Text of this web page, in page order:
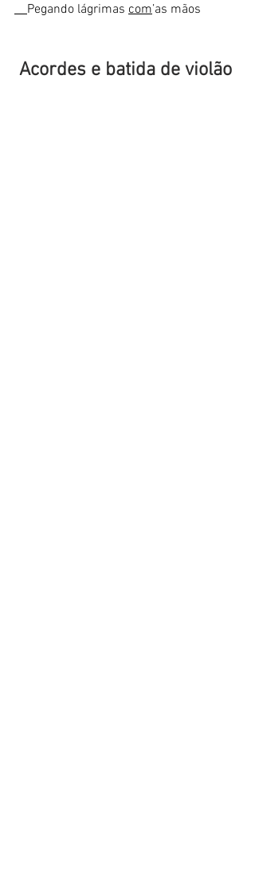
Pegando lágrimas com’as mãos
Acordes e batida de violão